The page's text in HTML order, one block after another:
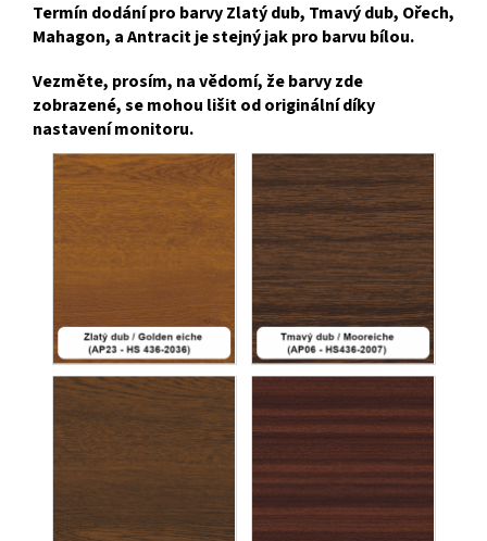
Termín dodání pro barvy Zlatý dub, Tmavý dub, Ořech,
Mahagon, a Antracit je stejný jak pro barvu bílou.
Vezměte, prosím, na vědomí, že barvy zde
zobrazené, se mohou lišit od originální díky
nastavení monitoru.